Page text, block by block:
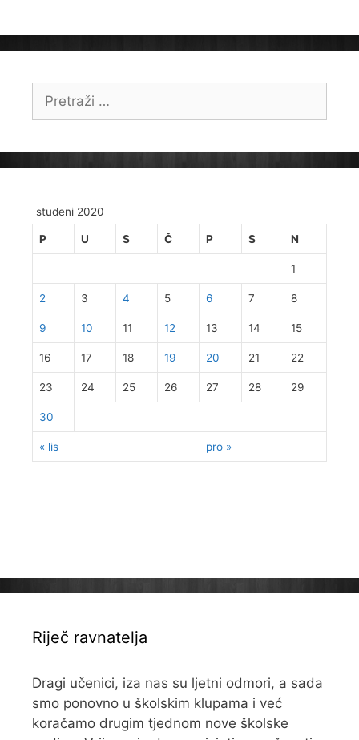
Pretraži:
studeni 2020
P U S Č P S N
« lis pro »
1
2 3 4 5 6 7 8
9 10 11 12 13 14 15
16 17 18 19 20 21 22
23 24 25 26 27 28 29
30
Riječ ravnatelja
Dragi učenici, iza nas su ljetni odmori, a sada
smo ponovno u školskim klupama i već
koračamo drugim tjednom nove školske